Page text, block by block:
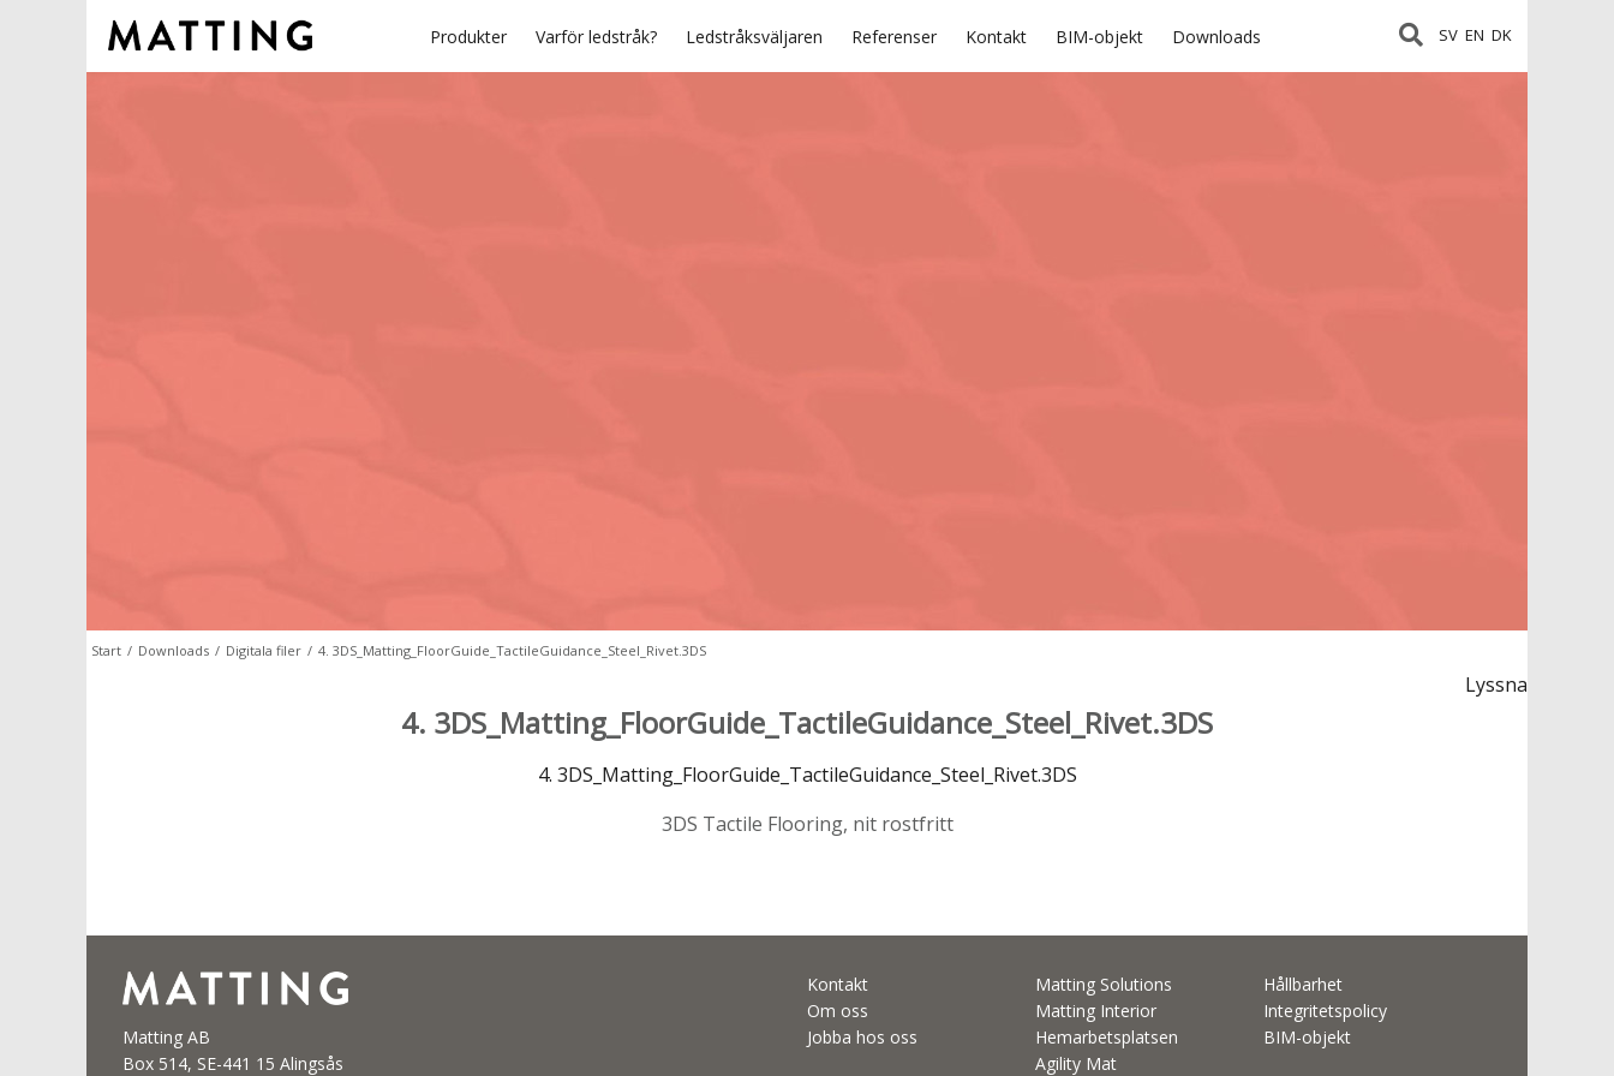
Produkter Varför ledstråk? Ledstråksväljaren Referenser Kontakt BIM-objekt Downloads SV EN DK
Start / Downloads / Digitala filer / 4. 3DS_Matting_FloorGuide_TactileGuidance_Steel_Rivet.3DS
Lyssna
4. 3DS_Matting_FloorGuide_TactileGuidance_Steel_Rivet.3DS
4. 3DS_Matting_FloorGuide_TactileGuidance_Steel_Rivet.3DS
3DS Tactile Flooring, nit rostfritt
Matting AB
Box 514, SE-441 15 Alingsås
Kontakt
Om oss
Jobba hos oss
Matting Solutions
Matting Interior
Hemarbetsplatsen
Agility Mat
Hållbarhet
Integritetspolicy
BIM-objekt